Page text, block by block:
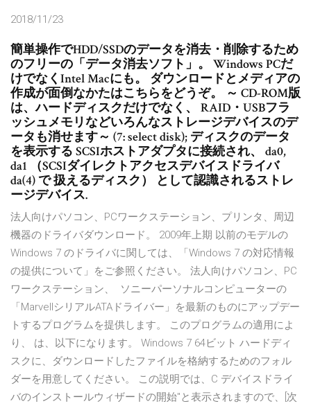
2018/11/23
簡単操作でHDD/SSDのデータを消去・削除するため
のフリーの「データ消去ソフト」。 Windows PCだ
けでなくIntel Macにも。 ダウンロードとメディアの
作成が面倒なかたはこちらをどうぞ。 ～ CD-ROM版
は、ハードディスクだけでなく、 RAID・USBフラ
ッシュメモリなどいろんなストレージデバイスのデ
ータも消せます～ (7: select disk); ディスクのデータ
を表示する SCSIホストアダプタに接続され、 da0,
da1 （SCSIダイレクトアクセスデバイスドライバ
da(4) で 扱えるディスク） として認識されるストレ
ージデバイス.
法人向けパソコン、PCワークステーション、プリンタ、周辺
機器のドライバダウンロード。 2009年上期 以前のモデルの
Windows 7 のドライバに関しては、「Windows 7 の対応情報
の提供について」をご参照ください。 法人向けパソコン、PC
ワークステーション、 ソニーパーソナルコンピューターの
「MarvellシリアルATAドライバー」を最新のものにアップデー
トするプログラムを提供します。 このプログラムの適用によ
り、 は、以下になります。 Windows 7 64ビット ハードディ
スクに、ダウンロードしたファイルを格納するためのフォル
ダーを用意してください。 この説明では、C デバイスドライ
バのインストールウィザードの開始"と表示されますので、[次